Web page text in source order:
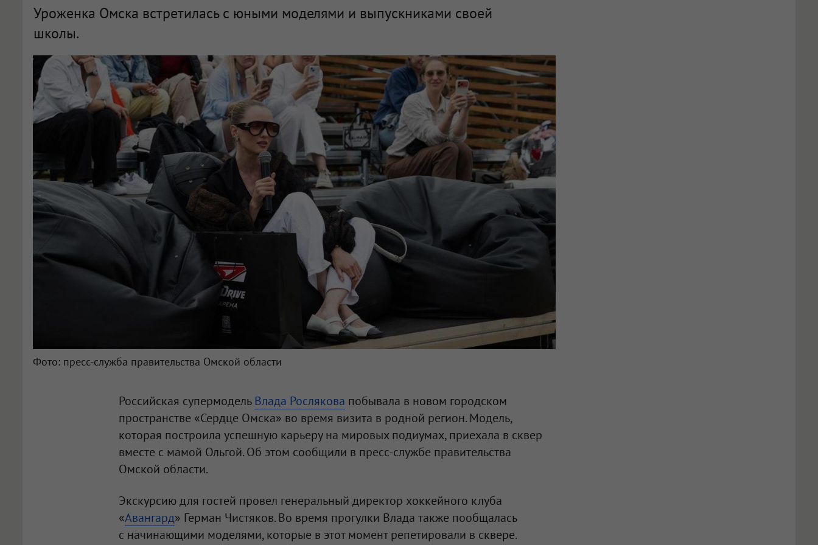
Уроженка Омска встретилась с юными моделями и выпускниками своей
школы.
Фото: пресс-служба правительства Омской области
Российская супермодельВлада Рослякова побывала в новом городском
пространстве «Сердце Омска» во время визита в родной регион. Модель,
которая построила успешную карьеру на мировых подиумах, приехала в сквер
вместе с мамой Ольгой. Об этом сообщили в пресс-службе правительства
Омской области.
Экскурсию для гостей провел генеральный директор хоккейного клуба
«Авангард» Герман Чистяков. Во время прогулки Влада также пообщалась
с начинающими моделями, которые в этот момент репетировали в сквере.